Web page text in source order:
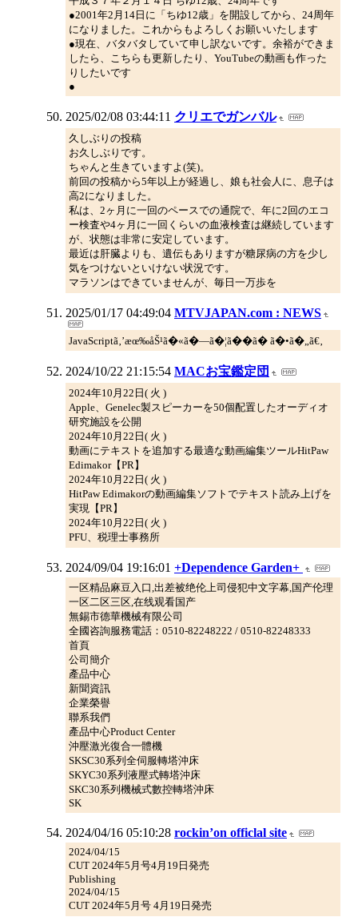
●2001年2月14日に「ちゆ12歳」を開設してから、24周年
になりました。これからもよろしくお願いいたします
●現在、バタバタしていて申し訳ないです。余裕ができま
したら、こちらも更新したり、YouTubeの動画も作った
りしたいです
●
2025/02/08 03:44:11 クリエでガンバル
久しぶりの投稿
お久しぶりです。
ちゃんと生きていますよ(笑)。
前回の投稿から5年以上が経過し、娘も社会人に、息子は
高2になりました。
私は、2ヶ月に一回のペースでの通院で、年に2回のエコ
ー検査や4ヶ月に一回くらいの血液検査は継続しています
が、状態は非常に安定しています。
最近は肝臓よりも、遺伝もありますが糖尿病の方を少し
気をつけないといけない状況です。
マラソンはできていませんが、毎日一万歩を
2025/01/17 04:49:04 MTVJAPAN.com : NEWS
JavaScriptã‚’æœ‰åŠ¹ã�«ã�—ã�¦ã��ã� ã�•ã�„ã€‚
2024/10/22 21:15:54 MACお宝鑑定団
2024年10月22日( 火 )
Apple、Genelec製スピーカーを50個配置したオーディオ
研究施設を公開
2024年10月22日( 火 )
動画にテキストを追加する最適な動画編集ツールHitPaw
Edimakor【PR】
2024年10月22日( 火 )
HitPaw Edimakorの動画編集ソフトでテキスト読み上げを
実現【PR】
2024年10月22日( 火 )
PFU、税理士事務所
2024/09/04 19:16:01 +Dependence Garden+
一区精品麻豆入口,出差被绝伦上司侵犯中文字幕,国产伦理
一区二区三区,在线观看国产
無錫市德華機械有限公司
全國咨詢服務電話：0510-82248222 / 0510-82248333
首頁
公司簡介
產品中心
新聞資訊
企業榮譽
聯系我們
產品中心Product Center
沖壓激光復合一體機
SKSC30系列全伺服轉塔沖床
SKYC30系列液壓式轉塔沖床
SKC30系列機械式數控轉塔沖床
SK
2024/04/16 05:10:28 rockin’on officlal site
2024/04/15
CUT 2024年5月号4月19日発売
Publishing
2024/04/15
CUT 2024年5月号 4月19日発売